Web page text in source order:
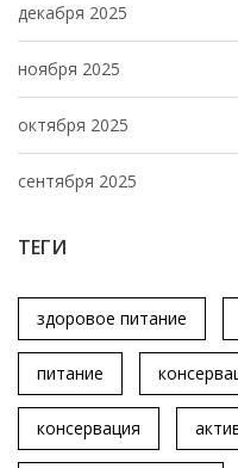
декабря 2025
ноября 2025
октября 2025
сентября 2025
ТЕГИ
здоровое питание
питание
консервация